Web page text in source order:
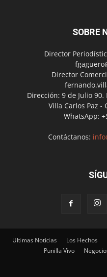
SOBRE
Director
Director
Dirección: 9 de Julio 90.
Villa Carlos Paz -
WhatsApp:
Contáctanos:
Ultimas Noticias Los Hechos
Punilla Vivo